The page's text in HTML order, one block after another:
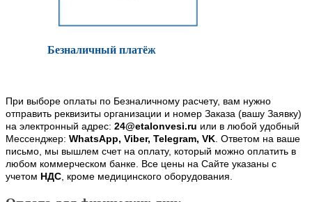
Безналичный платёж
При выборе оплаты по Безналичному расчету, вам нужно
отправить реквизиты организации и номер Заказа (вашу Заявку)
на электронный адрес: 24@etalonvesi.ru или в любой удобный
Мессенджер: WhatsApp, Viber, Telegram, VK. Ответом на ваше
письмо, мы вышлем счет на оплату, который можно оплатить в
любом коммерческом банке. Все цены на Сайте указаны с
учетом НДС, кроме медицинского оборудования.